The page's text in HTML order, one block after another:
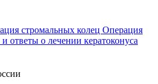
стромальных колец Операция
ответы о лечении кератоконуса